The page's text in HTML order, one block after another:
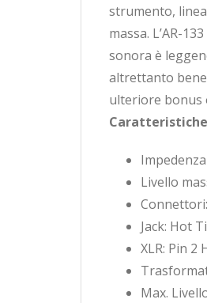
strumento,
massa. L’AR-
sonora è
altrettanto bene
ulteriore bonus
Livello
Jack: Hot
XLR: Pin 2
Max.